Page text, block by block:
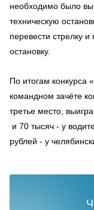
необходимо было
техническую
перевести стрелку
остановку.
По итогам конкурса
командном зачёте
третье место,
и 70 тысяч - у
рублей - у